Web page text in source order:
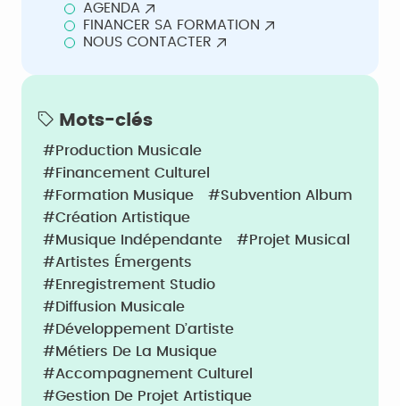
AGENDA
FINANCER SA FORMATION
NOUS CONTACTER
Mots-clés
#Production Musicale
#Financement Culturel
#Formation Musique
#Subvention Album
#Création Artistique
#Musique Indépendante
#Projet Musical
#Artistes Émergents
#Enregistrement Studio
#Diffusion Musicale
#Développement D’artiste
#Métiers De La Musique
#Accompagnement Culturel
#Gestion De Projet Artistique